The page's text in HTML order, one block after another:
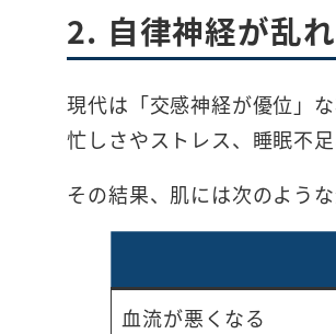
2. 自律神経が乱
現代は「交感神経が優位」な
忙しさやストレス、睡眠不
その結果、肌には次のよう
血流が悪くなる